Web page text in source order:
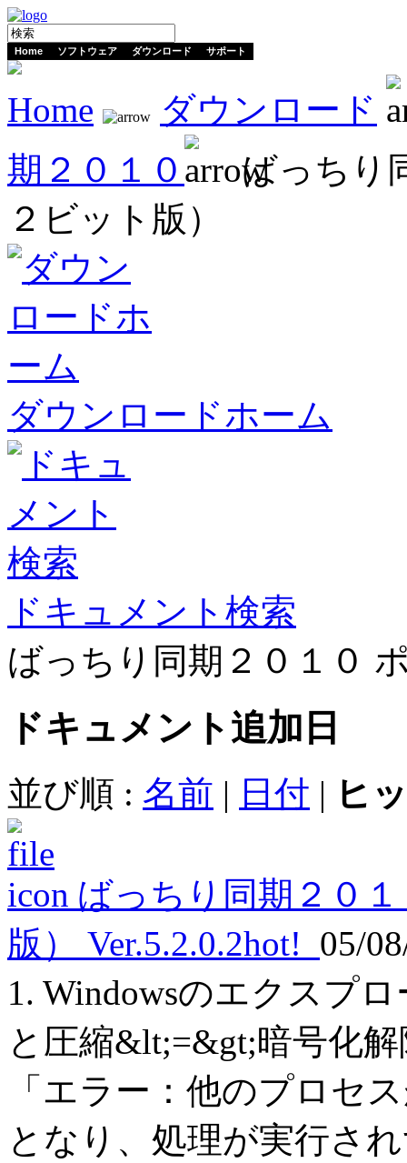
Home ソフトウェア ダウンロード サポート
Home
ダウンロード
期２０１０
ばっちり
２ビット版）
ダウンロードホーム
ドキュメント検索
ばっちり同期２０１０
ドキュメント 追加日
並び順 : 名前 | 日付 | ヒ
ばっちり同期２０
版） Ver.5.2.0.2hot! 05/
1. Windowsのエクスプ
と圧縮&lt;=&gt;暗号化
「エラー：他のプロセ
となり、処理が実行さ